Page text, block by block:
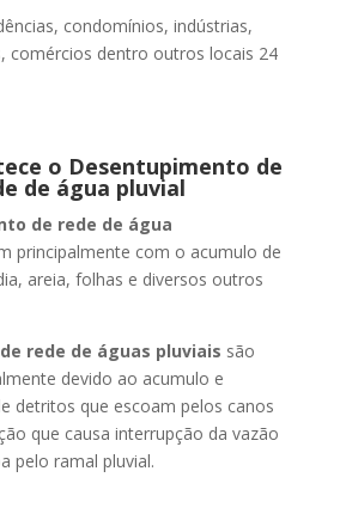
condomínios, indústrias,
comércios dentro outros locais 24
o Desentupimento de
de água pluvial
de rede de água
principalmente com o acumulo de
areia, folhas e diversos outros
rede de águas pluviais são
devido ao acumulo e
detritos que escoam pelos canos
que causa interrupção da vazão
pelo ramal pluvial.